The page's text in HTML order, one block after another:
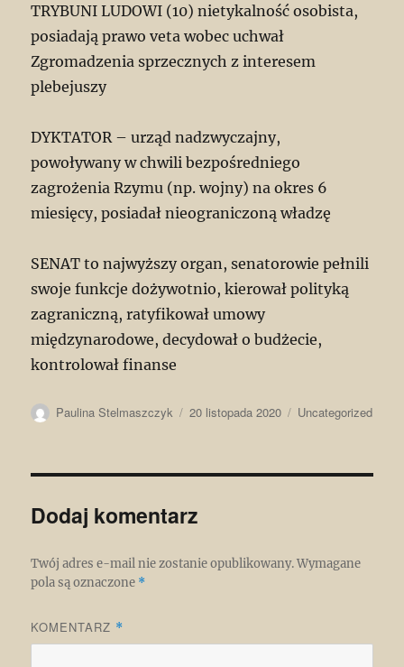
TRYBUNI LUDOWI (10) nietykalność osobista,
posiadają prawo veta wobec uchwał
Zgromadzenia sprzecznych z interesem
plebejuszy
DYKTATOR – urząd nadzwyczajny,
powoływany w chwili bezpośredniego
zagrożenia Rzymu (np. wojny) na okres 6
miesięcy, posiadał nieograniczoną władzę
SENAT to najwyższy organ, senatorowie pełnili
swoje funkcje dożywotnio, kierował polityką
zagraniczną, ratyfikował umowy
międzynarodowe, decydował o budżecie,
kontrolował finanse
Autor
Paulina Stelmaszczyk
Data
20 listopada 2020 Kategorie
Uncategorized
Dodaj komentarz
Twój adres e-mail nie zostanie opublikowany. Wymagane
pola są oznaczone *
KOMENTARZ *